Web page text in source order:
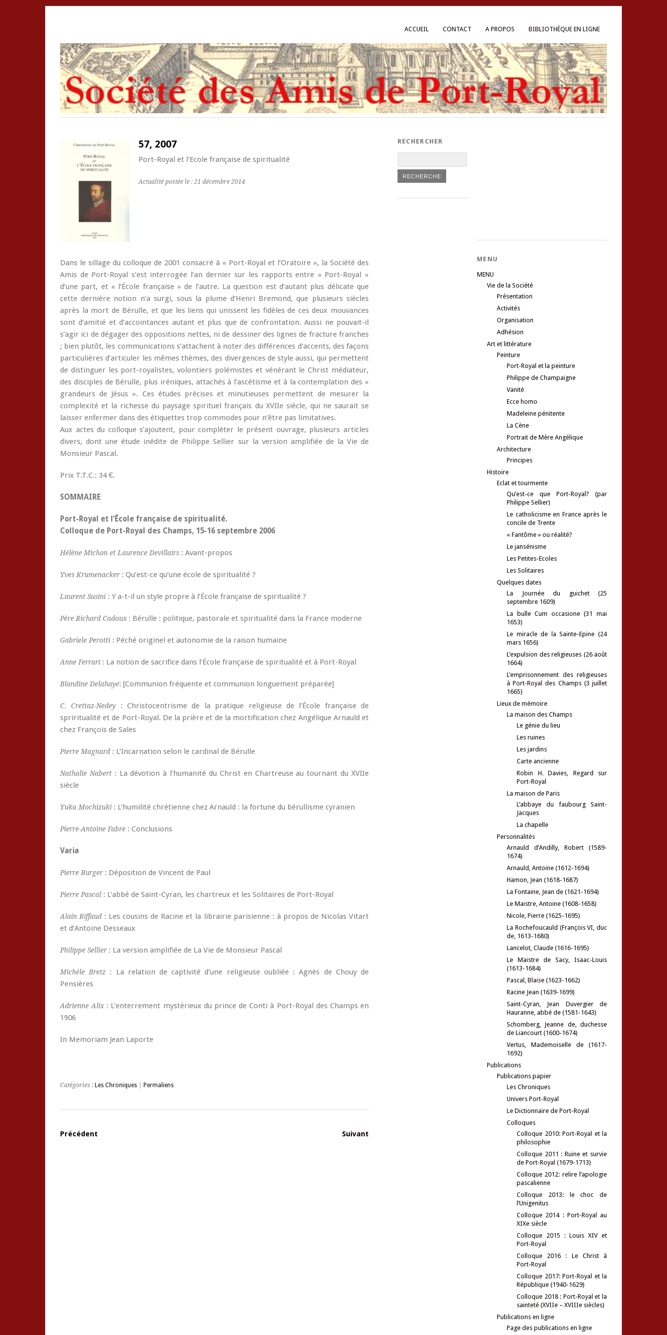
ACCUEIL CONTACT A PROPOS BIBLIOTHÈQUE EN LIGNE
57, 2007
Port-Royal et l'Ecole française de spiritualité
Actualité postée le : 21 décembre 2014
Dans le sillage du colloque de 2001 consacré à « Port-Royal et l’Oratoire », la Société des
Amis de Port-Royal s’est interrogée l’an dernier sur les rapports entre « Port-Royal »
d’une part, et « l’École française » de l’autre. La question est d’autant plus délicate que
cette dernière notion n’a surgi, sous la plume d’Henri Bremond, que plusieurs siècles
après la mort de Bérulle, et que les liens qui unissent les fidèles de ces deux mouvances
sont d’amitié et d’accointances autant et plus que de confrontation. Aussi ne pouvait-il
s’agir ici de dégager des oppositions nettes, ni de dessiner des lignes de fracture franches
; bien plutôt, les communications s’attachent à noter des différences d’accents, des façons
particulières d’articuler les mêmes thèmes, des divergences de style aussi, qui permettent
de distinguer les port-royalistes, volontiers polémistes et vénérant le Christ médiateur,
des disciples de Bérulle, plus iréniques, attachés à l’ascétisme et à la contemplation des «
grandeurs de Jésus ». Ces études précises et minutieuses permettent de mesurer la
complexité et la richesse du paysage spirituel français du XVIIe siècle, qui ne saurait se
laisser enfermer dans des étiquettes trop commodes pour n’être pas limitatives.
Aux actes du colloque s’ajoutent, pour compléter le présent ouvrage, plusieurs articles
divers, dont une étude inédite de Philippe Sellier sur la version amplifiée de la Vie de
Monsieur Pascal.
Prix T.T.C.: 34 €.
SOMMAIRE
Port-Royal et l’École française de spiritualité.
Colloque de Port-Royal des Champs, 15-16 septembre 2006
Hélène Michon et Laurence Devillairs : Avant-propos
Yves Krumenacker: Qu’est-ce qu’une école de spiritualité ?
Laurent Susini : Y a-t-il un style propre à l’École française de spiritualité ?
Père Richard Cadoux: Bérulle : politique, pastorale et spiritualité dans la France moderne
Gabriele Perotti : Péché originel et autonomie de la raison humaine
Anne Ferrari : La notion de sacrifice dans l’École française de spiritualité et à Port-Royal
Blandine Delahaye: [Communion fréquente et communion longuement préparée]
C. Crettaz-Nedey : Christocentrisme de la pratique religieuse de l’École française de
spriritualité et de Port-Royal. De la prière et de la mortification chez Angélique Arnauld et
chez François de Sales
Pierre Magnard : L’Incarnation selon le cardinal de Bérulle
Nathalie Nabert: La dévotion à l’humanité du Christ en Chartreuse au tournant du XVIIe
siècle
Yuka Mochizuki : L’humilité chrétienne chez Arnauld : la fortune du bérullisme cyranien
Pierre-Antoine Fabre : Conclusions
Varia
Pierre Burger: Déposition de Vincent de Paul
Pierre Pascal : L’abbé de Saint-Cyran, les chartreux et les Solitaires de Port-Royal
Alain Riffaud : Les cousins de Racine et la librairie parisienne : à propos de Nicolas Vitart
et d’Antoine Desseaux
Philippe Sellier: La version amplifiée de La Vie de Monsieur Pascal
Michèle Bretz : La relation de captivité d’une religieuse oubliée : Agnès de Chouy de
Pensières
Adrienne Alix: L’enterrement mystérieux du prince de Conti à Port-Royal des Champs en
1906
In Memoriam Jean Laporte
Catégories : Les Chroniques Permaliens
Précédent Suivant
RECHERCHER
MENU
MENU
Vie de la Société
Présentation
Activités
Organisation
Adhésion
Art et littérature
Peinture
Port-Royal et la peinture
Philippe de Champaigne
Vanité
Ecce homo
Madeleine pénitente
La Cène
Portrait de Mère Angélique
Architecture
Principes
Histoire
Eclat et tourmente
Qu’est-ce que Port-Royal? (par
Philippe Sellier)
Le catholicisme en France après le
concile de Trente
« Fantôme » ou réalité?
Le jansénisme
Les Petites-Ecoles
Les Solitaires
Quelques dates
La Journée du guichet (25
septembre 1609)
La bulle Cum occasione (31 mai
1653)
Le miracle de la Sainte-Epine (24
mars 1656)
L’expulsion des religieuses (26 août
1664)
L’emprisonnement des religieuses
à Port-Royal des Champs (3 juillet
1665)
Lieux de mémoire
La maison des Champs
Le génie du lieu
Les ruines
Les jardins
Carte ancienne
Robin H. Davies, Regard sur
Port-Royal
La maison de Paris
L’abbaye du faubourg Saint-
Jacques
La chapelle
Personnalités
Arnauld d’Andilly, Robert (1589-
1674)
Arnauld, Antoine (1612-1694)
Hamon, Jean (1618-1687)
La Fontaine, Jean de (1621-1694)
Le Maistre, Antoine (1608-1658)
Nicole, Pierre (1625-1695)
La Rochefoucauld (François VI, duc
de, 1613-1680)
Lancelot, Claude (1616-1695)
Le Maistre de Sacy, Isaac-Louis
(1613-1684)
Pascal, Blaise (1623-1662)
Racine Jean (1639-1699)
Saint-Cyran, Jean Duvergier de
Hauranne, abbé de (1581-1643)
Schomberg, Jeanne de, duchesse
de Liancourt (1600-1674)
Vertus, Mademoiselle de (1617-
1692)
Publications
Publications papier
Les Chroniques
Univers Port-Royal
Le Dictionnaire de Port-Royal
Colloques
Colloque 2010: Port-Royal et la
philosophie
Colloque 2011 : Ruine et survie
de Port-Royal (1679-1713)
Colloque 2012: relire l’apologie
pascalienne
Colloque 2013: le choc de
l’Unigenitus
Colloque 2014 : Port-Royal au
XIXe siècle
Colloque 2015 : Louis XIV et
Port-Royal
Colloque 2016 : Le Christ à
Port-Royal
Colloque 2017: Port-Royal et la
République (1940-1629)
Colloque 2018 : Port-Royal et la
sainteté (XVIIe – XVIIIe siècles)
Publications en ligne
Page des publications en ligne